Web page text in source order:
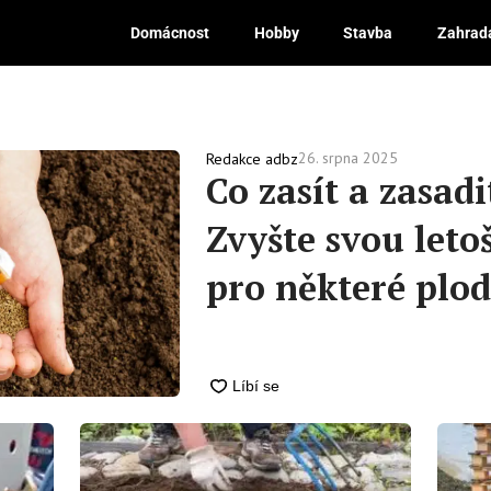
Domácnost Hobby Stavba
Redakce adbz26. srpna 2025
Co zasít a
Zvyšte svou
pro některé